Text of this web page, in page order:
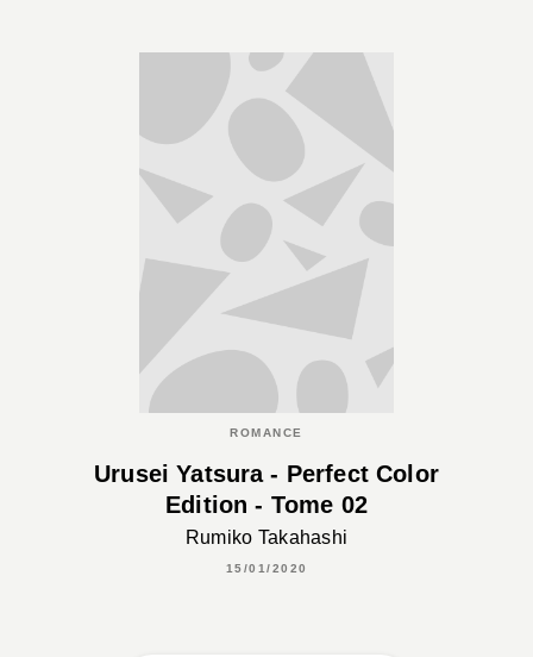
ROMANCE
Urusei Yatsura - Perfect Color
Edition - Tome 02
Rumiko Takahashi
15/01/2020